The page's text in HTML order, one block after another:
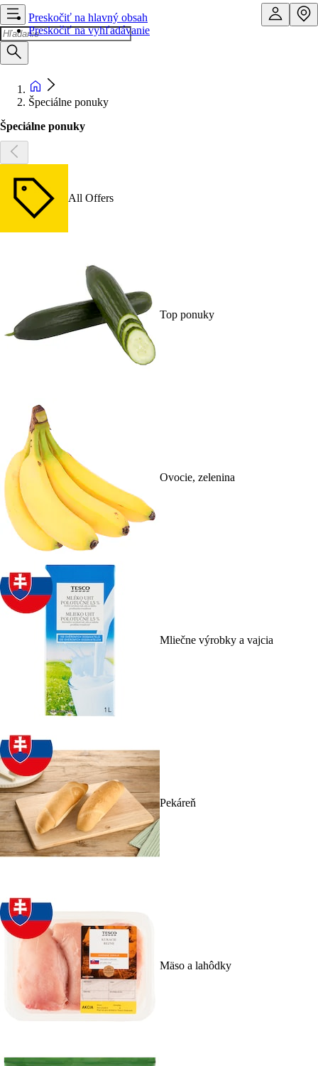
Preskočiť na hlavný obsah
Preskočiť na vyhľadávanie
Špeciálne ponuky
Špeciálne ponuky
All Offers
Top ponuky
Ovocie, zelenina
Mliečne výrobky a vajcia
Pekáreň
Mäso a lahôdky